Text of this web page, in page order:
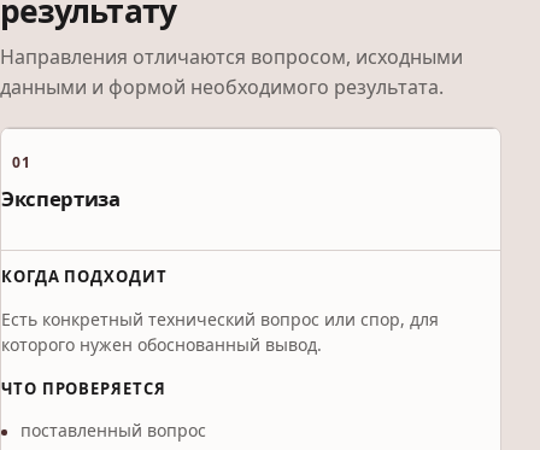
результату
Направления отличаются вопросом, исходными
данными и формой необходимого результата.
01
Экспертиза
КОГДА ПОДХОДИТ
Есть конкретный технический вопрос или спор, для
которого нужен обоснованный вывод.
ЧТО ПРОВЕРЯЕТСЯ
поставленный вопрос